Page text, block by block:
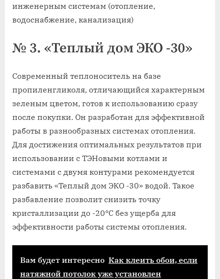
инженерным системам (отопление,
водоснабжение, канализация)
№ 3. «Теплый дом ЭКО -30»
Современный теплоноситель на базе
пропиленгликоля, отличающийся характерным
зеленым цветом, готов к использованию сразу
после покупки. Он разработан для эффективной
работы в разнообразных системах отопления.
Для достижения оптимальных результатов при
использовании с ТЭНовыми котлами и
системами с двумя контурами рекомендуется
разбавить «Теплый дом ЭКО -30» водой. Такое
разбавление позволит снизить точку
кристаллизации до -20°C без ущерба для
эффективности работы системы отопления.
Вам будет интересно Как клеить обои, если
натяжной потолок уже установлен